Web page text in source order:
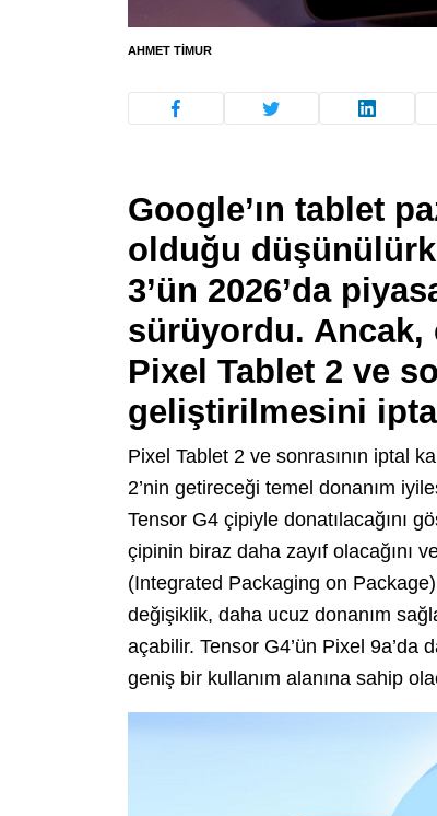
AHMET TIMUR
Google’ın tablet
olduğu
3’ün 2026’da
sürüyordu. Ancak,
Pixel Tablet 2 ve
geliştirilmesini
Pixel Tablet 2 ve sonrasının iptal
2’nin getireceği temel donanım
Tensor G4 çipiyle donatılacağını
çipinin biraz daha zayıf olacağını
(Integrated Packaging on
değişiklik, daha ucuz donanım
açabilir. Tensor G4’ün Pixel 9a’da
geniş bir kullanım alanına sahip